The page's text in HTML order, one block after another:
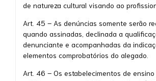
de natureza cultural visando ao
Art. 45 – As denúncias somente serão
quando assinadas, declinada a
denunciante e acompanhadas da
elementos comprobatórios do alegado.
Art. 46 – Os estabelecimentos de